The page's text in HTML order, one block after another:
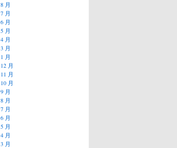
月
月
月
月
月
月
月
月
月
月
月
月
月
月
月
月
月